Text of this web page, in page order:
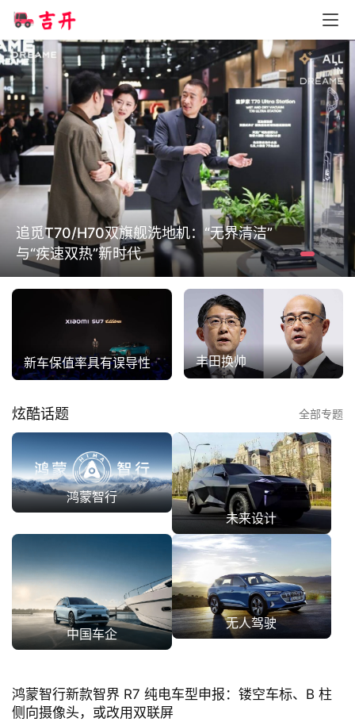
首
页
智
车
代
能
源
追觅T70/H70双旗舰洗地机：“无界清洁”
与“疾速双热”新时代
新车保值率具有误导性 丰田换帅
炫酷话题 全部专题
鸿蒙智行
未来设计
中国车企
无人驾驶
鸿蒙智行新款智界 R7 纯电车型申报：镂空车标、B 柱
侧向摄像头，或改用双联屏